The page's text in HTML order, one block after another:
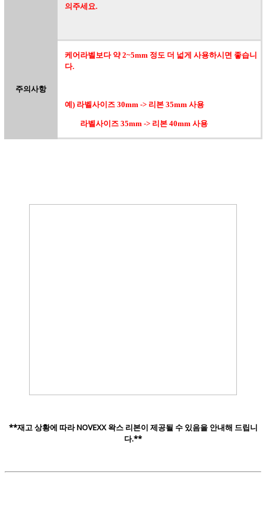
의주세요.
주의사항
케어라벨보다 약 2~5mm 정도 더 넓게 사용하시면 좋습니
다.
예) 라벨사이즈 30mm -> 리본 35mm 사용
라벨사이즈 35mm -> 리본 40mm 사용
**재고 상황에 따라 NOVEXX 왁스 리본이 제공될 수 있음을 안내해 드립니
다.**